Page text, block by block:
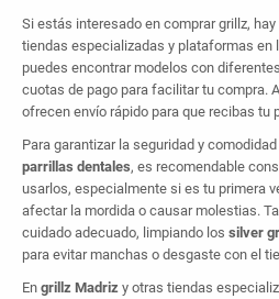
Si estás interesado en comprar grillz,
tiendas especializadas y plataformas en
puedes encontrar modelos con
cuotas de pago para facilitar tu compra.
ofrecen envío rápido para que recibas tu
Para garantizar la seguridad y
parrillas dentales, es recomendable
usarlos, especialmente si es tu primera
afectar la mordida o causar molestias.
cuidado adecuado, limpiando los silver
para evitar manchas o desgaste con el
En grillz Madriz y otras tiendas